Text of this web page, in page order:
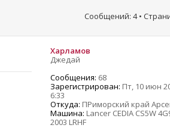
Сообщений: 4 •
Харламов
Джедай
Сообщения: 68
Зарегистрирован: Пт, 10 июн
6:33
Откуда: ПРиморский край
Машина: Lancer CEDIA CS5W
2003 LRHF